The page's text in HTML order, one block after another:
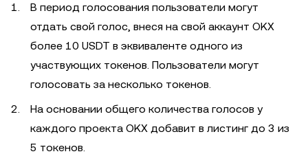
В период голосования пользователи могут
отдать свой голос, внеся на свой аккаунт OKX
более 10 USDT в эквиваленте одного из
участвующих токенов. Пользователи могут
голосовать за несколько токенов.
На основании общего количества голосов у
каждого проекта OKX добавит в листинг до 3 из
5 токенов.